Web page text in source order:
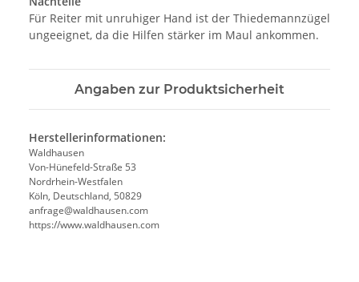
Für Reiter mit unruhiger Hand ist der Thiedemannzügel
ungeeignet, da die Hilfen stärker im Maul ankommen.
Angaben zur Produktsicherheit
Herstellerinformationen:
Waldhausen
Von-Hünefeld-Straße 53
Nordrhein-Westfalen
Köln, Deutschland, 50829
anfrage@waldhausen.com
https://www.waldhausen.com